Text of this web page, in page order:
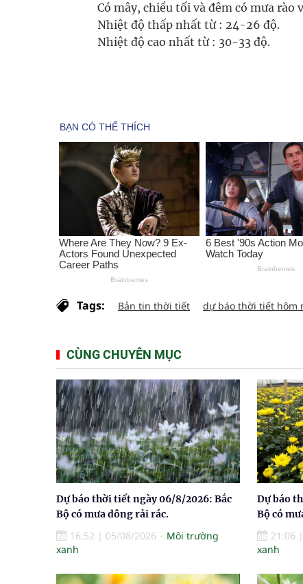
Có mây, chiều tối và đêm có mưa rào
Nhiệt độ thấp nhất từ : 24-26 độ.
Nhiệt độ cao nhất từ : 30-33 độ.
Tags: Bản tin thời tiết dự báo thời tiết hôm
CÙNG CHUYÊN MỤC
Dự báo thời tiết ngày 06/8/2026: Bắc
Bộ có mưa dông rải rác.
16:52 | 05/08/2026
Môi trường
xanh
Dự báo
Bộ có
21:06 |
xanh